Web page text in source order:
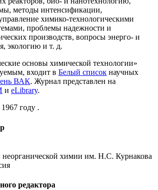
методы интенсификации,
химико-технологическими
проблемы надежности и
производств, вопросы энерго- и
экологию и т. д.
основы химической технологии»
входит в Белый список научных
ВАК. Журнал представлен на
и eLibrary.
году .
химии им. Н.С. Курнакова
редактора